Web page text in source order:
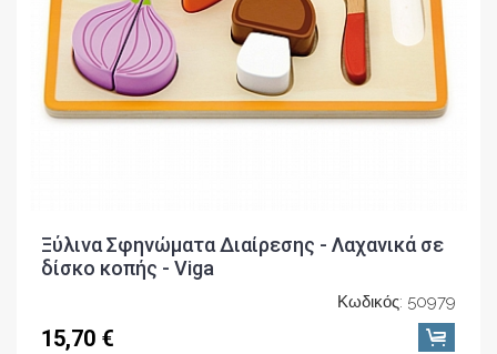
Ξύλινα Σφηνώματα Διαίρεσης - Λαχανικά σε
δίσκο κοπής - Viga
Κωδικός: 50979
15,70 €